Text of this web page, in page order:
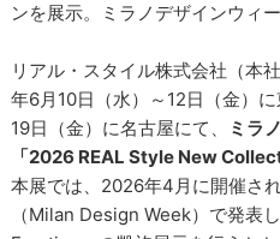
ンを展示。ミラノデザインウィ
リアル・スタイル株式会社（本
年6月10日（水）～12日（金）
19日（金）に名古屋にて、
ミラ
「2026 REAL Style New
本展では、2026年4月に開催さ
（Milan Design Week）で発表